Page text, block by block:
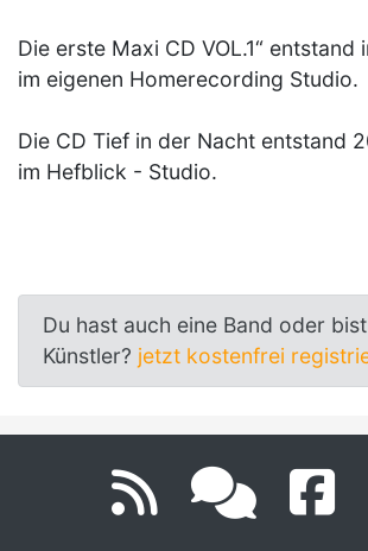
Die erste Maxi CD VOL.1“ entstand
im eigenen Homerecording Studio.
Die CD Tief in der Nacht entstand
im Hefblick - Studio.
Du hast auch eine Band oder
Künstler? jetzt kostenfrei